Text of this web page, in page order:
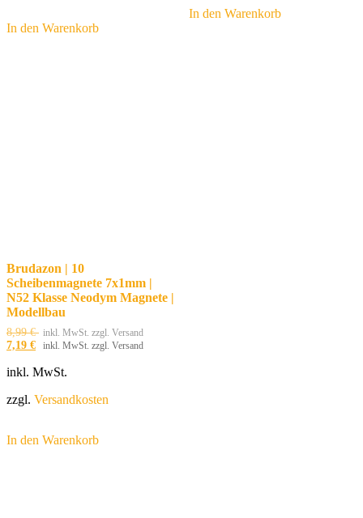
In den Warenkorb
In den Warenkorb
Brudazon | 10
Scheibenmagnete 7x1mm |
N52 Klasse Neodym Magnete |
Modellbau
8,99€ inkl. MwSt. zzgl. Versand
7,19 € inkl. MwSt. zzgl. Versand
inkl. MwSt.
zzgl. Versandkosten
In den Warenkorb